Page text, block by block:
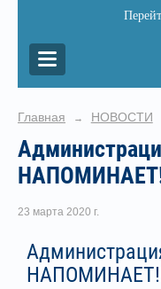
Главная → НОВОСТИ
23 марта 2020 г.